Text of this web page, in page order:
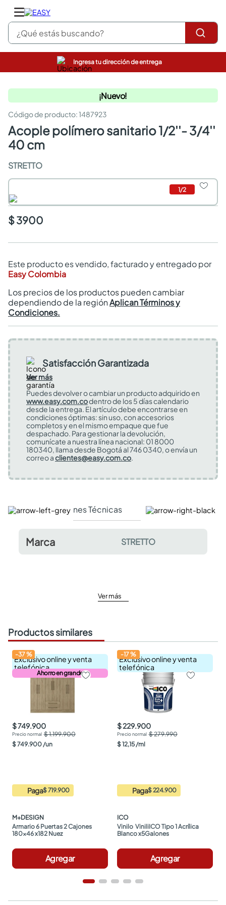
¿Qué estás buscando?
Ingresa tu dirección de entrega
¡Nuevo!
:1487923
acople polímero sanitario 1/2''- 3/4''
40 cm
STRETTO
1/2
$ 3900
Este producto es vendido, facturado y entregado por
Easy Colombia
Los precios de los productos pueden cambiar
dependiendo de la regiónAplican Términos y
Condiciones.
Satisfacción Garantizada
Ver más
Puedes devolver o cambiar un producto adquirido en
www.easy.com.codentro de los 5 días calendario
desde la entrega. El artículo debe encontrarse en
condiciones óptimas: sin uso, con accesorios
completos y en el mismo empaque que fue
despachado. Para gestionar la devolución,
comunícate a nuestra línea nacional: 01 8000
180340, llama desde Bogotá al 746 0340, o envía un
correo aclientes@easy.com.co.
Especificaciones Técnicas Comentarios y
Marca STRETTO
Ver más
Productos similares
Exclusivo online y venta
telefónica
Ahorro en grande
-37%
$ 749.900
$ 1.199.900
$749.900 /un
Paga$ 719.900
M+DESIGN
Armario 6 Puertas 2 Cajones
180x46 x182 Nuez
Agregar
Exclusivo online y venta
telefónica
-17%
$ 229.900
$ 279.990
$12,15 /ml
Paga$ 224.900
ICO
Vinilo  ViniliICO Tipo 1 Acrílica
Blanco x5Galones
Agregar
pinturas
comedor
escritorio
pisos
armarios closet
comedores